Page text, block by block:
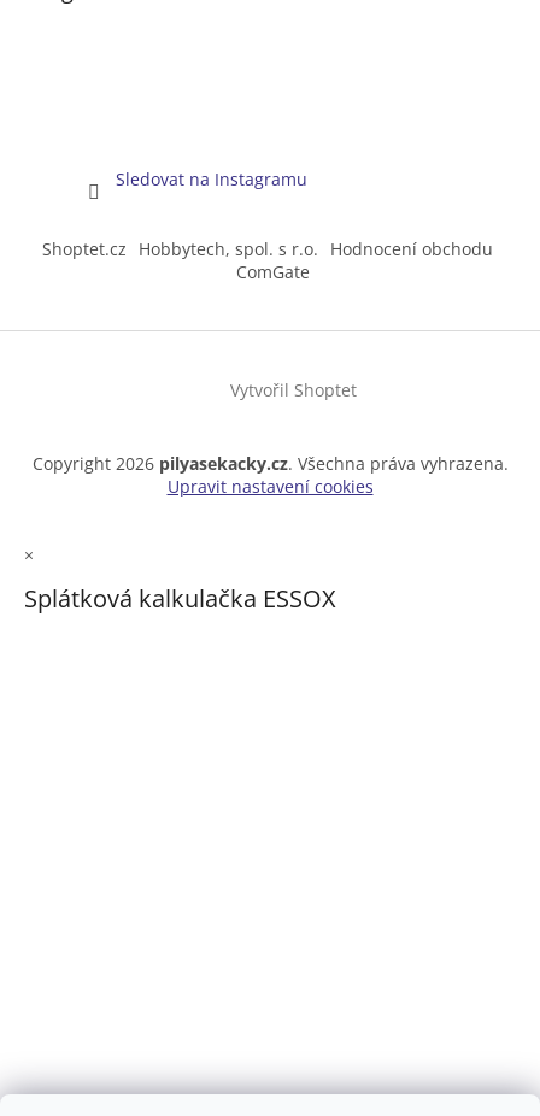
Sledovat na Instagramu
Shoptet.cz Hobbytech, spol. s r.o.
Hodnocení obchodu
ComGate
Vytvořil Shoptet
Copyright 2026 pilyasekacky.cz. Všechna práva vyhrazena.
Upravit nastavení cookies
×
Splátková kalkulačka ESSOX